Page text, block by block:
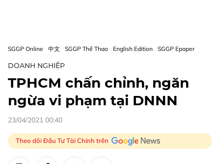
SGGP Online 中文 SGGP Thể Thao English Edition SGGP Epaper
DOANH NGHIỆP
TPHCM chấn chỉnh, ngăn
ngừa vi phạm tại DNNN
23/04/2021 00:40
Theo dõi Đầu Tư Tài Chính trên